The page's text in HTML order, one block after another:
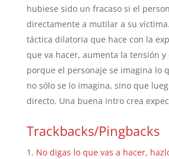
hubiese sido un fracaso si el
directamente a mutilar a su
táctica dilatoria que hace con la
que va hacer, aumenta la tensión
porque el personaje se imagina lo
no sólo se lo imagina, sino que
directo. Una buena intro crea
Trackbacks/Pingbacks
No digas lo que vas a hacer,